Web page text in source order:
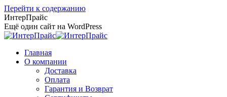
Перейти к содержанию
ИнтерПрайс
Ещё один сайт на WordPress
Главная
О компании
Доставка
Оплата
Гарантия и Возврат